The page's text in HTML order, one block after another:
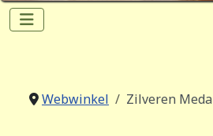
Webwinkel Zilveren